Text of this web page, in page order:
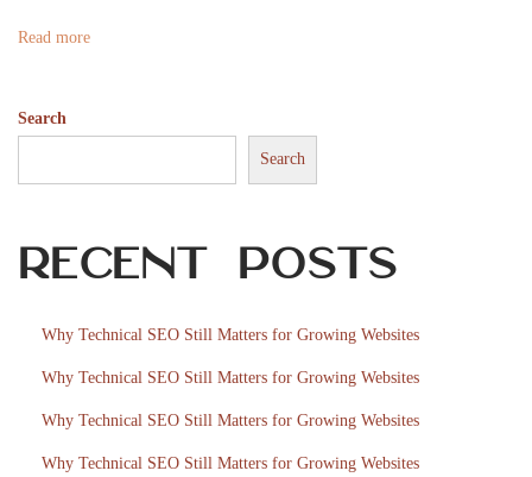
n
e
r
a
Read more
Search
Search
Recent Posts
Why Technical SEO Still Matters for Growing Websites
Why Technical SEO Still Matters for Growing Websites
Why Technical SEO Still Matters for Growing Websites
Why Technical SEO Still Matters for Growing Websites